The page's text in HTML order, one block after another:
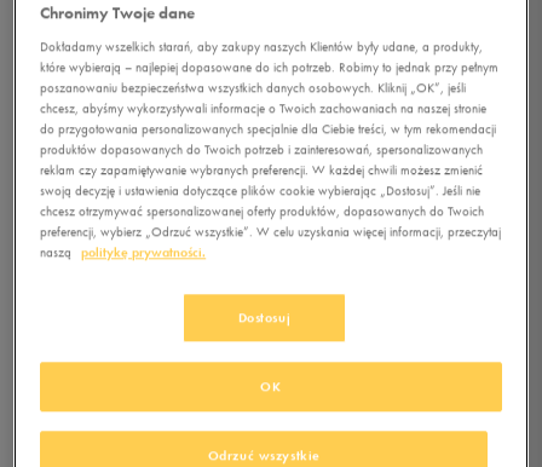
NIKE PLECAK NIKE
YOUNG ATHLETES
HALFDAY BT
0.0 (0 )
złz Vat
+ 0 PKT WKLUBIE 50 STYLE
Produkt niedostępny
Jeśli artykuł będzie ponownie dostępny, otrzymasz od nas powiadomienie.
Wybierz rozmiar
Chronimy Twoje dane
Dokładamy wszelkich starań, aby zakupy naszych Klientów były udane, a produkty,
które wybierają – najlepiej dopasowane do ich potrzeb. Robimy to jednak przy pełnym
poszanowaniu bezpieczeństwa wszystkich danych osobowych. Kliknij „OK”, jeśli
chcesz, abyśmy wykorzystywali informacje o Twoich zachowaniach na naszej stronie
do przygotowania personalizowanych specjalnie dla Ciebie treści, w tym rekomendacji
produktów dopasowanych do Twoich potrzeb i zainteresowań, spersonalizowanych
reklam czy zapamiętywanie wybranych preferencji. W każdej chwili możesz zmienić
swoją decyzję i ustawienia dotyczące plików cookie wybierając „Dostosuj”. Jeśli nie
chcesz otrzymywać spersonalizowanej oferty produktów, dopasowanych do Twoich
preferencji, wybierz „Odrzuć wszystkie”. W celu uzyskania więcej informacji, przeczytaj
naszą politykę prywatności.
Dostosuj
Odrzuć wszystkie
OK